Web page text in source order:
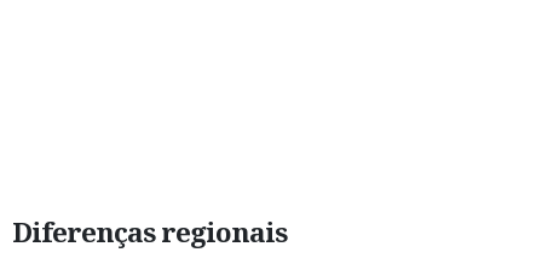
Diferenças regionais